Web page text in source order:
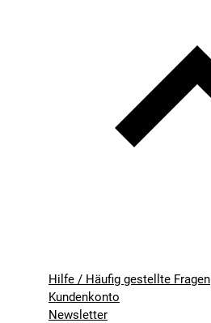
Hilfe / Häufig gestellte Fragen
Kundenkonto
Newsletter